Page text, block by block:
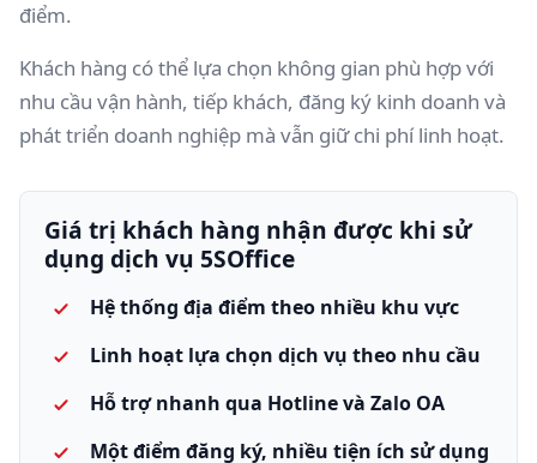
điểm.
Khách hàng có thể lựa chọn không gian phù hợp với
nhu cầu vận hành, tiếp khách, đăng ký kinh doanh và
phát triển doanh nghiệp mà vẫn giữ chi phí linh hoạt.
Giá trị khách hàng nhận được khi sử
dụng dịch vụ 5SOffice
Hệ thống địa điểm theo nhiều khu vực
Linh hoạt lựa chọn dịch vụ theo nhu cầu
Hỗ trợ nhanh qua Hotline và Zalo OA
Một điểm đăng ký, nhiều tiện ích sử dụng